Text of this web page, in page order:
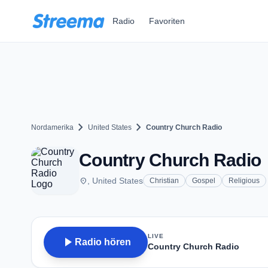
Radio Favoriten
Nordamerika chevron_right United States chevron_right Country Church Radio
Country Church Radio
place , United States Christian Gospel Religious
play_arrow Radio hören
LIVE
Country Church Radio